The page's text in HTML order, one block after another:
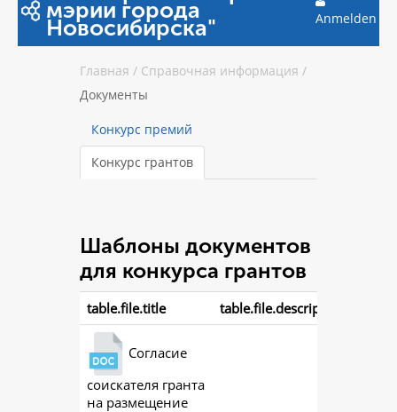
мэрии города
Новосибирска" Anmelden
Главная / Справочная информация /
Документы
Конкурс премий
Конкурс грантов
Шаблоны документов
для конкурса грантов
table.file.title table.file.description
Согласие
соискателя гранта
на размещение